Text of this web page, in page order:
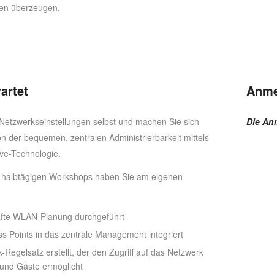
überzeugen.
selbst und machen Sie sich
der bequemen, zentralen Administrierbarkeit mittels
Technologie.
Workshops haben Sie am eigenen
WLAN-Planung durchgeführt
Points in das zentrale Management integriert
Regelsatz erstellt, der den Zugriff auf das Netzwerk
Gäste ermöglicht
Die